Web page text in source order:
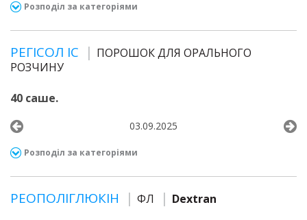
Розподіл за категоріями
РЕГІСОЛ ІС
ПОРОШОК ДЛЯ ОРАЛЬНОГО
РОЗЧИНУ
40 саше.
03.09.2025
Розподіл за категоріями
РЕОПОЛІГЛЮКІН ФЛ Dextran